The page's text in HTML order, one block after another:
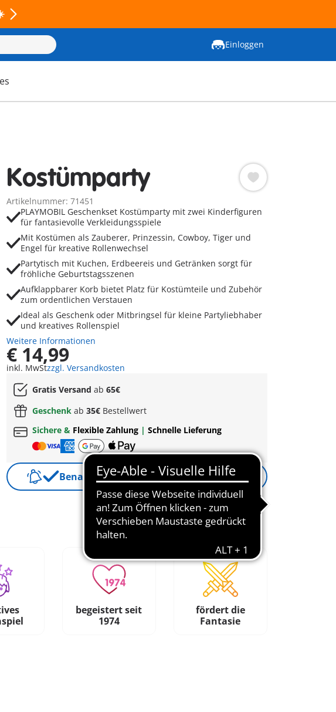
Einloggen
Kostümparty
Artikelnummer: 71451
PLAYMOBIL Geschenkset Kostümparty mit zwei Kinderfiguren
für fantasievolle Verkleidungsspiele
Mit Kostümen als Zauberer, Prinzessin, Cowboy, Tiger und
Engel für kreative Rollenwechsel
Partytisch mit Kuchen, Erdbeereis und Getränken sorgt für
fröhliche Geburtstagsszenen
Aufklappbarer Korb bietet Platz für Kostümteile und Zubehör
zum ordentlichen Verstauen
Ideal als Geschenk oder Mitbringsel für kleine Partyliebhaber
und kreatives Rollenspiel
Weitere Informationen
€ 14,99
inkl. MwStzzgl. Versandkosten
Gratis Versand ab 65€
Geschenk ab 35€Bestellwert
Sichere & Flexible Zahlung| Schnelle Lieferung
BenachrichtigenBenachrichtigung Aktiv
begeistert seit
1974
fördert die
Fantasie